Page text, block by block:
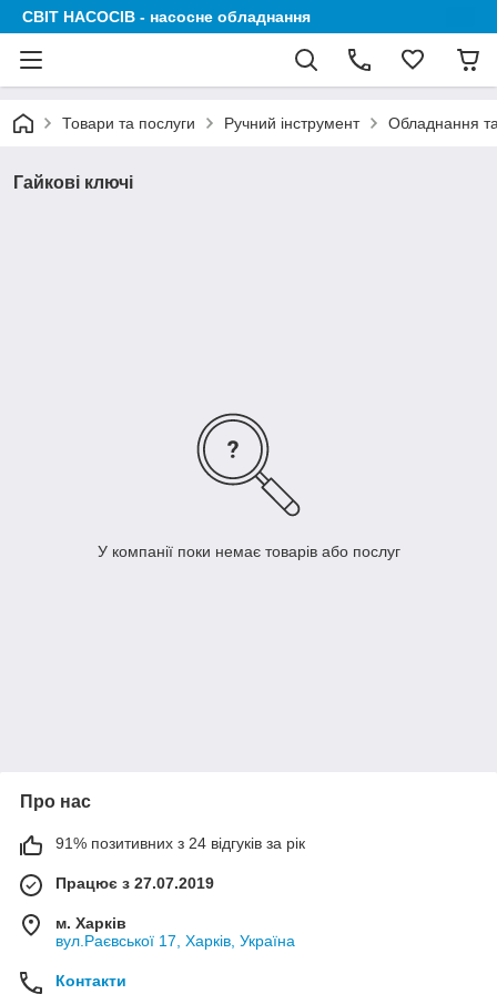
СВІТ НАСОСІВ - насосне обладнання
Товари та послуги Ручний інструмент Обладнання та
Гайкові ключі
У компанії поки немає товарів або послуг
Про нас
91% позитивних з 24 відгуків за рік
Працює з 27.07.2019
м. Харків
вул.Раєвської 17, Харків, Україна
Контакти